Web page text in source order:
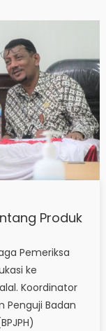
Produk
Pemeriksa
ke
Koordinator
Penguji Badan